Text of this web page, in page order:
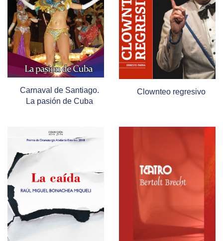
Carnaval de Santiago.
La pasión de Cuba
Clownteo regresivo